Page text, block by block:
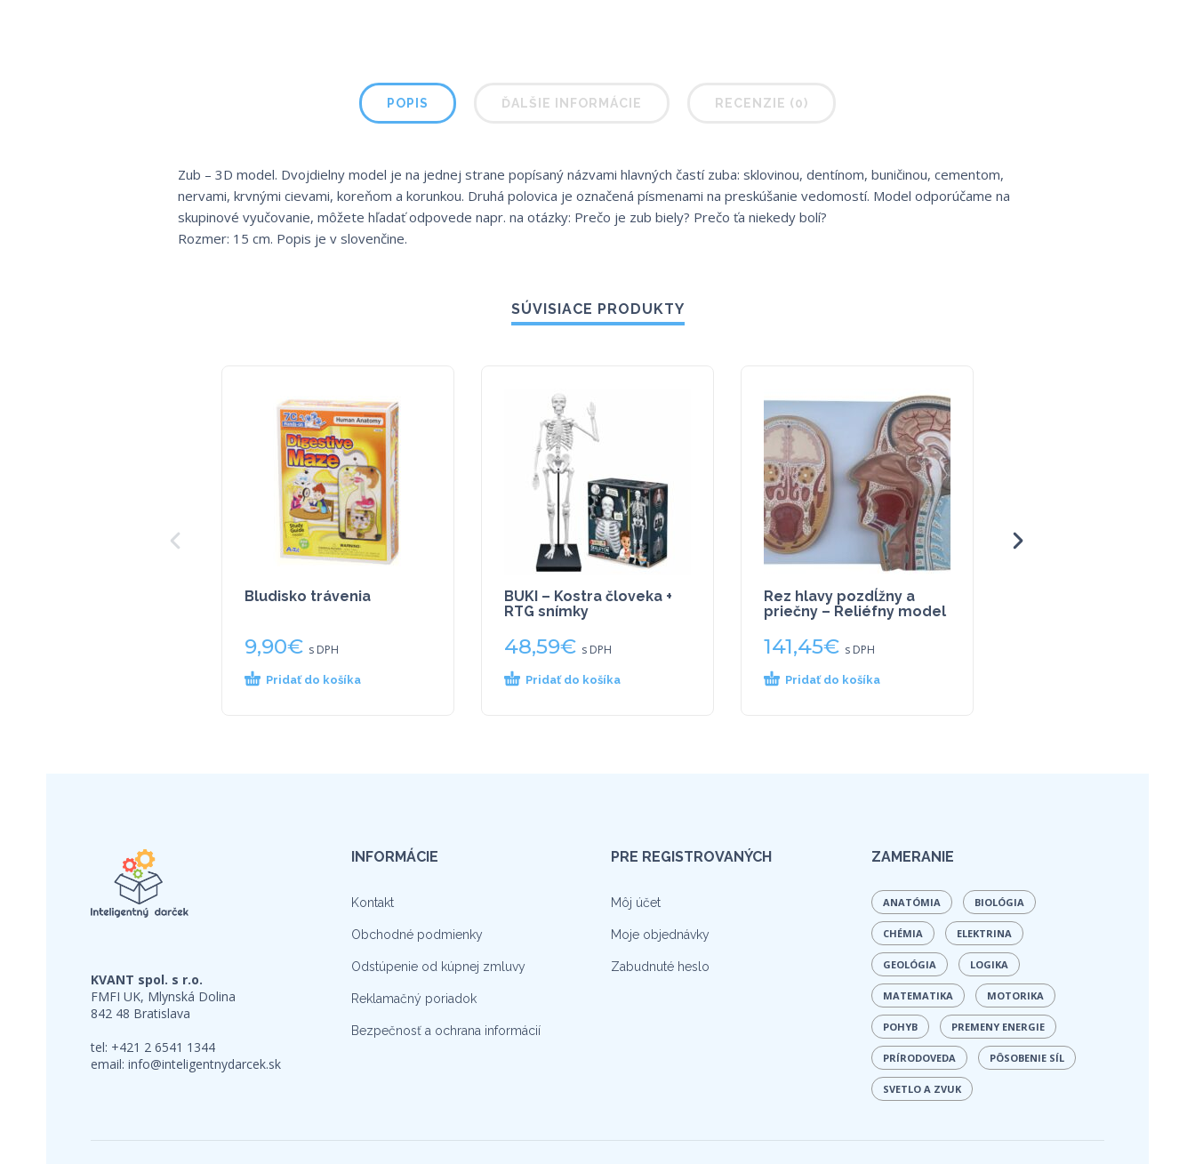
POPIS ĎALŠIE INFORMÁCIE RECENZIE (0)
Zub – 3D model. Dvojdielny model je na jednej strane popísaný názvami hlavných častí zuba: sklovinou, dentínom, buničinou, cementom,
nervami, krvnými cievami, koreňom a korunkou. Druhá polovica je označená písmenami na preskúšanie vedomostí. Model odporúčame na
skupinové vyučovanie, môžete hľadať odpovede napr. na otázky: Prečo je zub biely? Prečo ťa niekedy bolí?
Rozmer: 15 cm. Popis je v slovenčine.
SÚVISIACE PRODUKTY
Bludisko trávenia
9,90€ s DPH
Pridať do košíka
BUKI – Kostra človeka +
RTG snímky
48,59€ s DPH
Pridať do košíka
Rez hlavy pozdĺžny a
priečny – Reliéfny model
141,45€ s DPH
Pridať do košíka
KVANT spol. s r.o.
FMFI UK, Mlynská Dolina
842 48 Bratislava
tel: +421 2 6541 1344
email: info@inteligentnydarcek.sk
INFORMÁCIE
Kontakt
Obchodné podmienky
Odstúpenie od kúpnej zmluvy
Reklamačný poriadok
Bezpečnosť a ochrana informácií
PRE REGISTROVANÝCH
Môj účet
Moje objednávky
Zabudnuté heslo
ZAMERANIE
ANATÓMIA BIOLÓGIA
CHÉMIA ELEKTRINA
GEOLÓGIA LOGIKA
MATEMATIKA MOTORIKA
POHYB PREMENY ENERGIE
PRÍRODOVEDA PÔSOBENIE SÍL
SVETLO A ZVUK